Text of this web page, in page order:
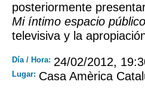
posteriormente
Mi íntimo espacio público
televisiva y la
Día / Hora: 24/02/2012,
Lugar: Casa Amèrica